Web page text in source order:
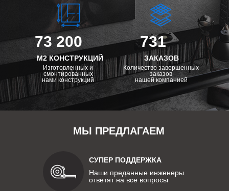
73 200
М2 КОНСТРУКЦИЙ
Изготовленных и
смонтированных
нами конструкций
731
ЗАКАЗОВ
Количество завершенных
заказов
нашей компанией
МЫ ПРЕДЛАГАЕМ
СУПЕР ПОДДЕРЖКА
Наши преданные инженеры
ответят на все вопросы